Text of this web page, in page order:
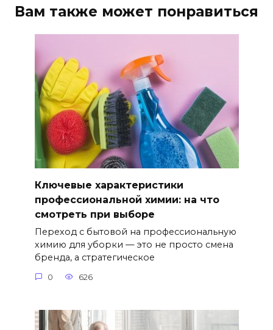
Вам также может понравиться
Ключевые характеристики
профессиональной химии: на что
смотреть при выборе
Переход с бытовой на профессиональную
химию для уборки — это не просто смена
бренда, а стратегическое
0 626